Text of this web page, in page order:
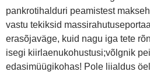
pankrotihalduri peamistest
vastu tekiksid
erasõjaväge, kuid nagu iga tete
isegi kiirlaenukohustusi;võlgnik
edasimüügikohas! Pole liialdus